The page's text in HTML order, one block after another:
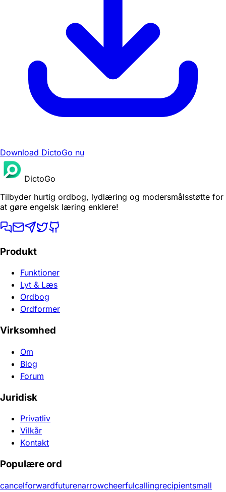
Download DictoGo nu
DictoGo
Tilbyder hurtig ordbog, lydlæring og modersmålsstøtte for
at gøre engelsk læring enklere!
Produkt
Funktioner
Lyt & Læs
Ordbog
Ordformer
Virksomhed
Om
Blog
Forum
Juridisk
Privatliv
Vilkår
Kontakt
Populære ord
cancelforwardfuturenarrowcheerfulcallingrecipientsmall